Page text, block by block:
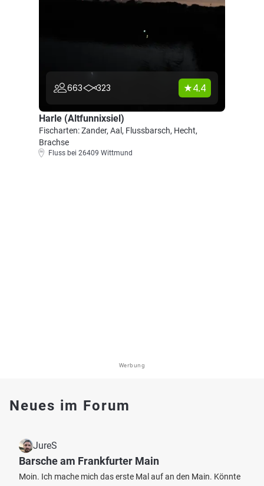
663 323 4.4
Harle (Altfunnixsiel)
Fischarten: Zander, Aal, Flussbarsch, Hecht,
Brachse
Fluss bei 26409 Wittmund
Werbung
Neues im Forum
JureS
Barsche am Frankfurter Main
Moin. Ich mache mich das erste Mal auf an den Main. Könnte